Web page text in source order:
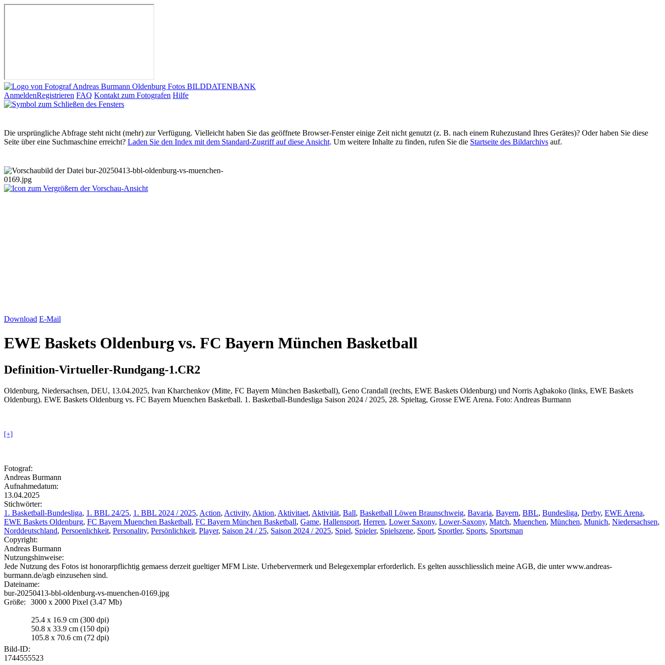
AnmeldenRegistrieren FAQ Kontakt zum Fotografen Hilfe
Die ursprüngliche Abfrage steht nicht (mehr) zur Verfügung. Vielleicht haben Sie das geöffnete Browser-Fenster einige Zeit nicht genutzt (z. B. nach einem Ruhezustand Ihres Gerätes)? Oder haben Sie diese
Seite über eine Suchmaschine erreicht? Laden Sie den Index mit dem Standard-Zugriff auf diese Ansicht. Um weitere Inhalte zu finden, rufen Sie die Startseite des Bildarchivs auf.
Download E-Mail
EWE Baskets Oldenburg vs. FC Bayern München Basketball
Definition-Virtueller-Rundgang-1.CR2
Oldenburg, Niedersachsen, DEU, 13.04.2025, Ivan Kharchenkov (Mitte, FC Bayern München Basketball), Geno Crandall (rechts, EWE Baskets Oldenburg) und Norris Agbakoko (links, EWE Baskets
Oldenburg). EWE Baskets Oldenburg vs. FC Bayern Muenchen Basketball. 1. Basketball-Bundesliga Saison 2024 / 2025, 28. Spieltag, Grosse EWE Arena. Foto: Andreas Burmann
[+]
Fotograf:
Andreas Burmann
Aufnahmedatum:
13.04.2025
Stichwörter:
1. Basketball-Bundesliga, 1. BBL 24/25, 1. BBL 2024 / 2025, Action, Activity, Aktion, Aktivitaet, Aktivität, Ball, Basketball Löwen Braunschweig, Bavaria, Bayern, BBL, Bundesliga, Derby, EWE Arena,
EWE Baskets Oldenburg, FC Bayern Muenchen Basketball, FC Bayern München Basketball, Game, Hallensport, Herren, Lower Saxony, Lower-Saxony, Match, Muenchen, München, Munich, Niedersachsen,
Norddeutschland, Persoenlichkeit, Personality, Persönlichkeit, Player, Saison 24 / 25, Saison 2024 / 2025, Spiel, Spieler, Spielszene, Sport, Sportler, Sports, Sportsman
Copyright:
Andreas Burmann
Nutzungshinweise:
Jede Nutzung des Fotos ist honorarpflichtig gemaess derzeit gueltiger MFM Liste. Urhebervermerk und Belegexemplar erforderlich. Es gelten ausschliesslich meine AGB, die unter www.andreas-
burmann.de/agb einzusehen sind.
Dateiname:
bur-20250413-bbl-oldenburg-vs-muenchen-0169.jpg
Größe:
3000 x 2000 Pixel (3.47 Mb)
25.4 x 16.9 cm (300 dpi)
50.8 x 33.9 cm (150 dpi)
105.8 x 70.6 cm (72 dpi)
Bild-ID:
1744555523